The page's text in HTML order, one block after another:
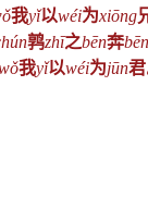
我yǐ以wéi为xiōng
鹑zhī之bēn奔bēn
我yǐ以wéi为jūn君